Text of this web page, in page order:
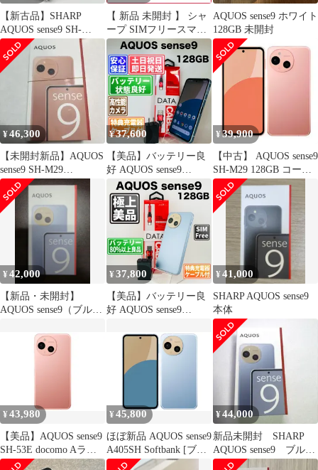
【新古品】SHARP
AQUOS sense9 SH-
M29A 128GB ブラック
本体 中古 スマホ 中古
スマホ 中古Android
SIMフリー
【 新品 未開封 】 シャ
ープ SIMフリースマー
トフォン AQUOS sense9
Snapdragon7s Gen2
Mobile Platform メモリ/
ストレージ：
8GB/256GB ブルー
SHM29BA 未使用 送料
無料
AQUOS sense9 ホワイト
128GB 未開封
¥46,300
【未開封新品】AQUOS
sense9 SH-M29
6GB128GB コーラル
¥37,600
【美品】バッテリー良
好 AQUOS sense9
A405SH 128GB ブルー
SIMフリー(simロック解
除済) 中古 本体 動作確
認済 【最短送料無料】
M-273
¥39,900
【中古】 AQUOS sense9
SH-M29 128GB コーラ
ル SIMフリー 本体 ス
マホ シャープ【送料無
料】 shm291co7mtm
¥42,000
【新品・未開封】
AQUOS sense9（ブル
¥37,800
【美品】バッテリー良
好 AQUOS sense9
SIMフリー(simロック解
除済) 中古 本体 動作確
M-277
¥41,000
SHARP AQUOS sense9
本体
¥43,980
【美品】AQUOS sense9
SH-53E docomo Aラン
ク
¥45,800
ほぼ新品 AQUOS sense9
A405SH Softbank [ブル
ー] 128GB
¥44,000
新品未開封 SHARP
AQUOS sense9 ブル
ー 本体